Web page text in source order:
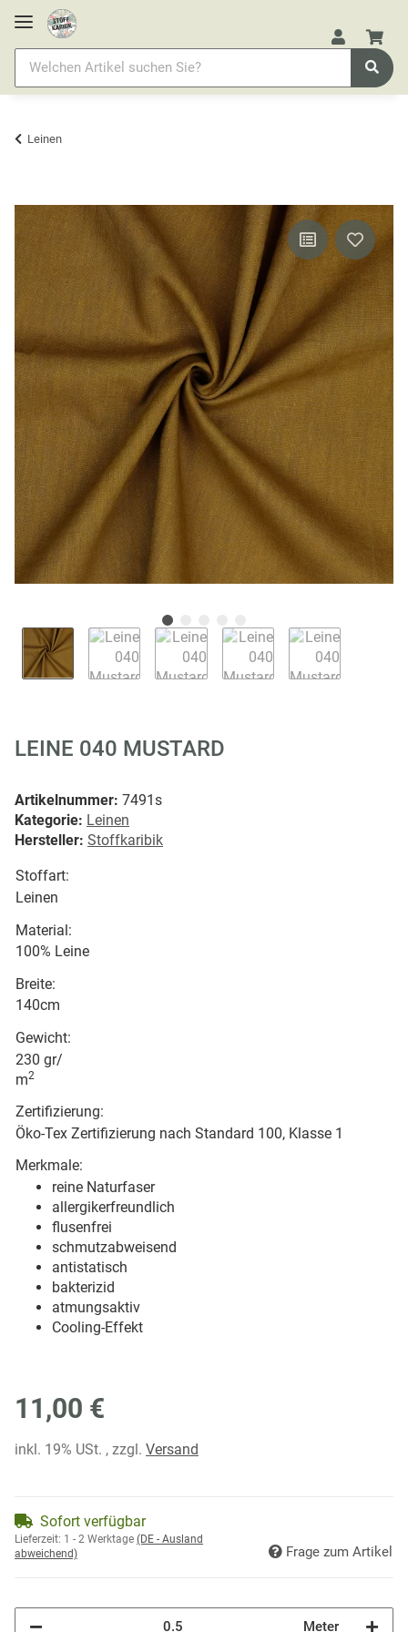
Leinen
LEINE 040 MUSTARD
Artikelnummer: 7491s
Kategorie: Leinen
Hersteller: Stoffkaribik
Stoffart:
Leinen
Material:
100% Leine
Breite:
140cm
Gewicht:
230 gr/
m2
Zertifizierung:
Öko-Tex Zertifizierung nach Standard 100, Klasse 1
Merkmale:
reine Naturfaser
allergikerfreundlich
flusenfrei
schmutzabweisend
antistatisch
bakterizid
atmungsaktiv
Cooling-Effekt
11,00 €
inkl. 19% USt. , zzgl. Versand
Sofort verfügbar
Lieferzeit: 1 - 2 Werktage (DE - Ausland
abweichend)
Frage zum Artikel
Meter